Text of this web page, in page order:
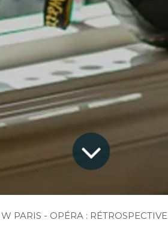
PARIS - OPÉRA : RÉTROSPECTIVE